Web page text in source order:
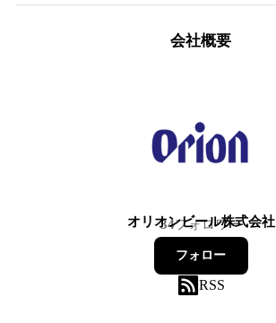
会社概要
オリオンビール株式会社
34フォロワー
フォロー
RSS